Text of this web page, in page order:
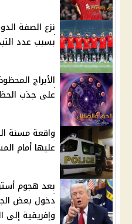
نزع الصفة
بسبب عدد
الأبراج
على جذب
واقعة مسنة
عليها أمام
بعد هجوم
دخول بعض
وإفريقية إلى